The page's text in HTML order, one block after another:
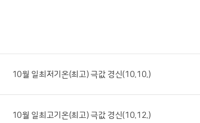
10월 일최저기온(최고) 극값 경신(10.10.)
10월 일최고기온(최고) 극값 경신(10.12.)